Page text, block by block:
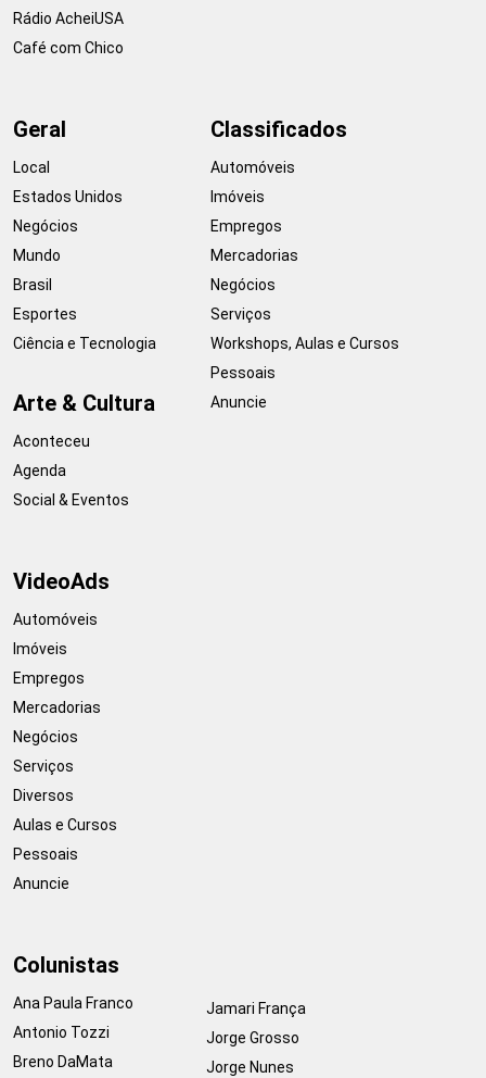
Rádio AcheiUSA
Café com Chico
Geral
Local
Estados Unidos
Negócios
Mundo
Brasil
Esportes
Ciência e Tecnologia
Arte & Cultura
Aconteceu
Agenda
Social & Eventos
Classificados
Automóveis
Imóveis
Empregos
Mercadorias
Negócios
Serviços
Workshops, Aulas e Cursos
Pessoais
Anuncie
VideoAds
Automóveis
Imóveis
Empregos
Mercadorias
Negócios
Serviços
Diversos
Aulas e Cursos
Pessoais
Anuncie
Colunistas
Ana Paula Franco
Antonio Tozzi
Breno DaMata
Jamari França
Jorge Grosso
Jorge Nunes